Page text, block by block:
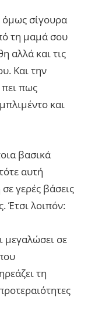
όμως σίγουρα
τη μαμά σου
αλλά και τις
Και την
πως
και
βασικά
αυτή
γερές βάσεις
Έτσι λοιπόν:
μεγαλώσει σε
τη